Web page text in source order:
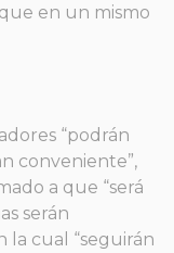
en un mismo
“podrán
conveniente”,
a que “será
serán
la cual “seguirán